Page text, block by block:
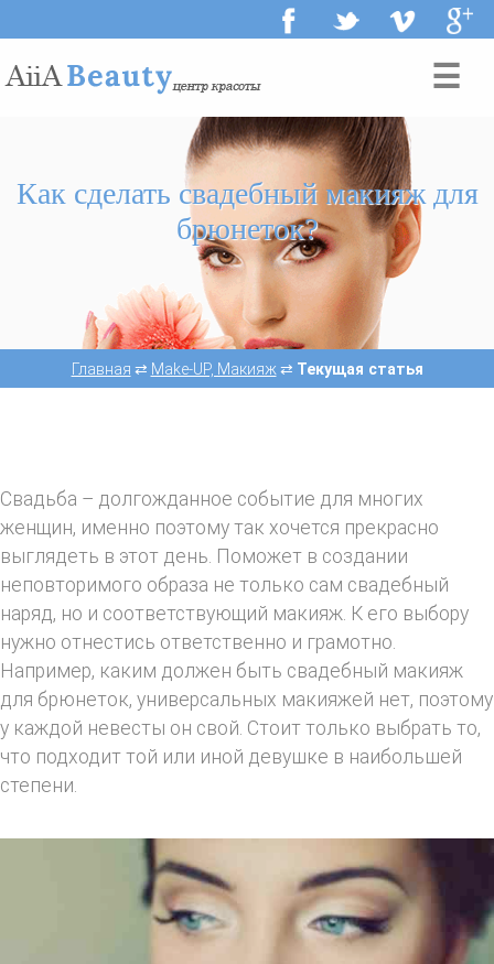
☰
Как сделать свадебный макияж для
брюнеток?
Главная ⇄ Make-UP, Макияж ⇄ Текущая статья
Свадьба – долгожданное событие для многих
женщин, именно поэтому так хочется прекрасно
выглядеть в этот день. Поможет в создании
неповторимого образа не только сам свадебный
наряд, но и соответствующий макияж. К его выбору
нужно отнестись ответственно и грамотно.
Например, каким должен быть свадебный макияж
для брюнеток, универсальных макияжей нет, поэтому
у каждой невесты он свой. Стоит только выбрать то,
что подходит той или иной девушке в наибольшей
степени.